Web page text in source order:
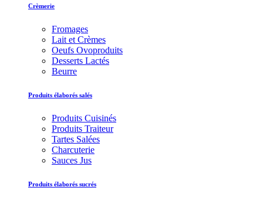
Crèmerie
Fromages
Lait et Crèmes
Oeufs Ovoproduits
Desserts Lactés
Beurre
Produits élaborés salés
Produits Cuisinés
Produits Traiteur
Tartes Salées
Charcuterie
Sauces Jus
Produits élaborés sucrés